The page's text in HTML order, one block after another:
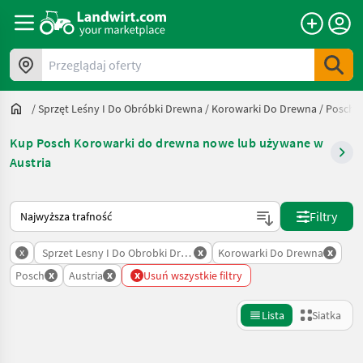
Przeglądaj oferty
/Sprzęt Leśny I Do Obróbki Drewna / Korowarki Do Drewna / Posch
Kup Posch Korowarki do drewna nowe lub używane w
Austria
Tak sortuje się na Landwirt.com
Filtry
x Sprzet Lesny I Do Obrobki Drewna
x Korowarki Do Drewna x
Posch x Austria x x Usuń wszystkie filtry
Lista Siatka